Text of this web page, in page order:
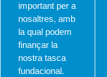
important per a
nosaltres, amb
la qual podem
finançar la
nostra tasca
fundacional.